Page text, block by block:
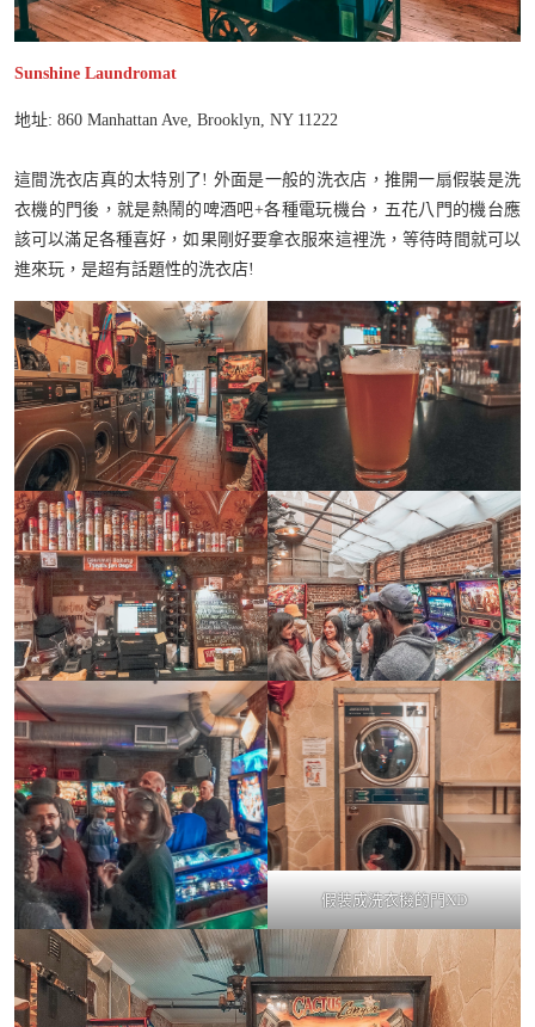
Sunshine Laundromat
地址: 860 Manhattan Ave, Brooklyn, NY 11222
這間洗衣店真的太特別了! 外面是一般的洗衣店，推開一扇假裝是洗
衣機的門後，就是熱鬧的啤酒吧+各種電玩機台，五花八門的機台應
該可以滿足各種喜好，如果剛好要拿衣服來這裡洗，等待時間就可以
進來玩，是超有話題性的洗衣店!
假裝成洗衣機的門XD